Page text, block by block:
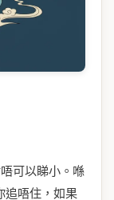
可以睇小。喺
追唔住，如果